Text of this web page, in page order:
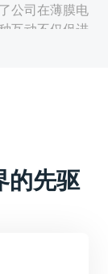
公司在薄膜电
互动不仅促进
装便捷等特
电力电子及可
的先驱